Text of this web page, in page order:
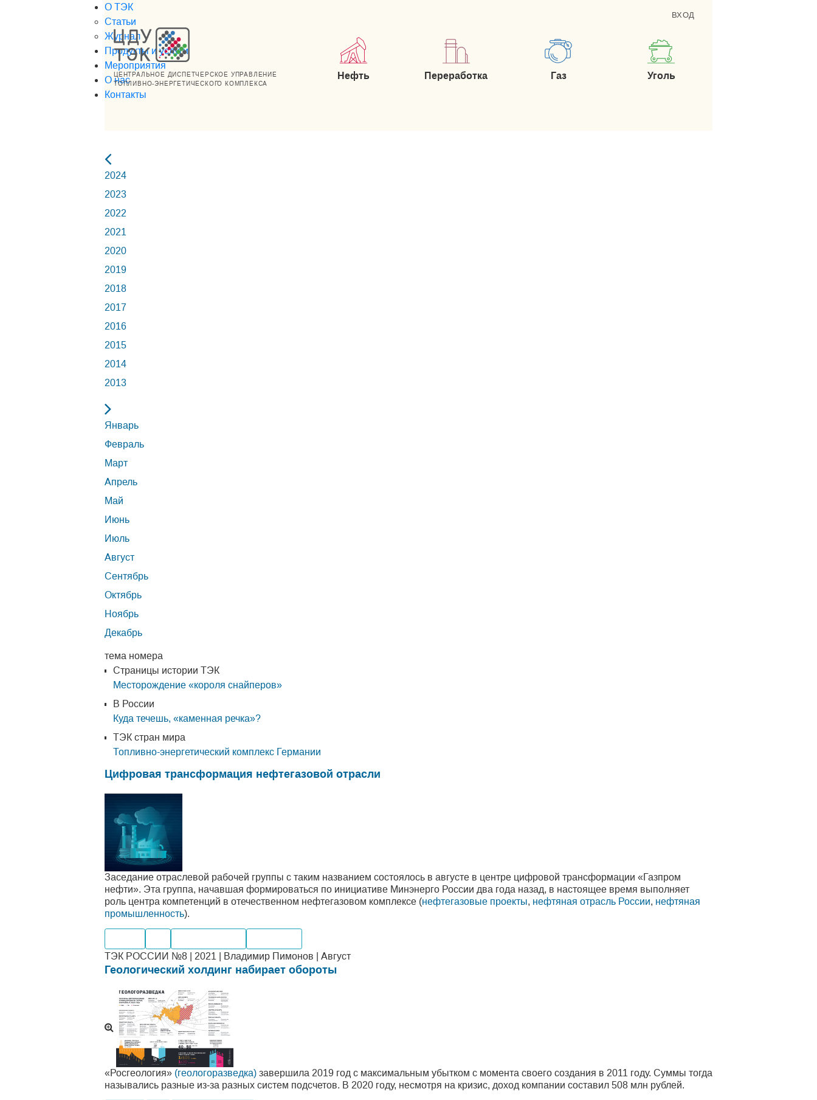
ЦЕНТРАЛЬНОЕ ДИСПЕТЧЕРСКОЕ УПРАВЛЕНИЕ
ТОПЛИВНО-ЭНЕРГЕТИЧЕСКОГО КОМПЛЕКСА
ВХОД
Нефть Переработка Газ Уголь
О ТЭК
Статьи
Журнал
Продукты и услуги
Мероприятия
О нас
Контакты
2024
2023
2022
2021
2020
2019
2018
2017
2016
2015
2014
2013
Январь
Февраль
Март
Апрель
Май
Июнь
Июль
Август
Сентябрь
Октябрь
Ноябрь
Декабрь
тема номера
Страницы истории ТЭК
Месторождение «короля снайперов»
В России
Куда течешь, «каменная речка»?
ТЭК стран мира
Топливно-энергетический комплекс Германии
Цифровая трансформация нефтегазовой отрасли
Заседание отраслевой рабочей группы с таким названием состоялось в августе в центре цифровой трансформации «Газпром
нефти». Эта группа, начавшая формироваться по инициативе Минэнерго России два года назад, в настоящее время выполняет
роль центра компетенций в отечественном нефтегазовом комплексе (нефтегазовые проекты, нефтяная отрасль России, нефтяная
промышленность).
ТЭК РОССИИ №8 | 2021 | Владимир Пимонов | Август
Геологический холдинг набирает обороты
«Росгеология» (геологоразведка) завершила 2019 год с максимальным убытком с момента своего создания в 2011 году. Суммы тогда
назывались разные из‑за разных систем подсчетов. В 2020 году, несмотря на кризис, доход компании составил 508 млн рублей.